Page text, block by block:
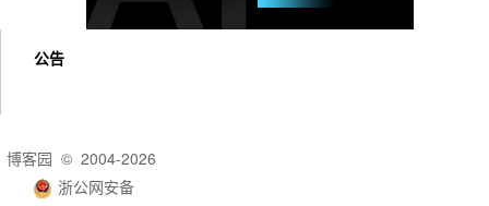
公告
博客园 © 2004-2026
浙公网安备